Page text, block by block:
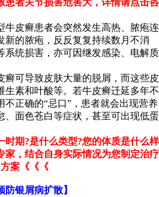
患者关节损害危害大，详情请点击咨
皮癣患者会突然发生高热、脓疱连
新的脓疱，反反复复持续数月不消
系统损害，亦可因继发感染、电解质
可导致皮肤大量的脱屑，而这些皮
生素和叶酸等。若牛皮癣迁延多年不
不正确的“忌口”，患者就会出现营养
、面色苍白等症状，甚至可出现低蛋
时期?是什么类型?您的体质是什么样
家，结合自身实际情况为您制定治疗
方案《《《
防银屑病扩散】